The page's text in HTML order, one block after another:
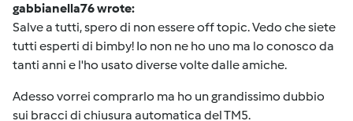
gabbianella76 wrote:
Salve a tutti, spero di non essere off topic. Vedo che siete
tutti esperti di bimby! Io non ne ho uno ma lo conosco da
tanti anni e l'ho usato diverse volte dalle amiche.
Adesso vorrei comprarlo ma ho un grandissimo dubbio
sui bracci di chiusura automatica del TM5.